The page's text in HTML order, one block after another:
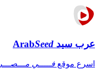
عرب سيد ArabSeed
اسرع موقع فـــــي مـــصـــر